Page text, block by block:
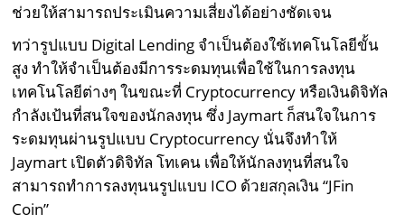
ช่วยให้สามารถประเมินความเสี่ยงได้อย่างชัดเจน
ทว่ารูปแบบ Digital Lending จำเป็นต้องใช้เทคโนโลยีขั้น
สูง ทำให้จำเป็นต้องมีการระดมทุนเพื่อใช้ในการลงทุน
เทคโนโลยีต่างๆ ในขณะที่ Cryptocurrency หรือเงินดิจิทัล
กำลังเป้นที่สนใจของนักลงทุน ซึ่ง Jaymart ก็สนใจในการ
ระดมทุนผ่านรูปแบบ Cryptocurrency นั่นจึงทำให้
Jaymart เปิดตัวดิจิทัล โทเคน เพื่อให้นักลงทุนที่สนใจ
สามารถทำการลงทุนนรูปแบบ ICO ด้วยสกุลเงิน “JFin
Coin”